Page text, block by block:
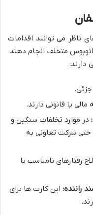
ناظر می توانند اقدامات
اتوبوس متخلف انجام دهند.
دارند:
جزئی.
یا قانونی دارند.
در موارد تخلفات سنگین و
حتی شرکت تعاونی به
رفتارهای نامناسب یا
راننده: این کارت ها برای